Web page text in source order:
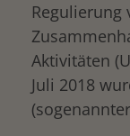
Aktivitäten
Juli 2018
drucken